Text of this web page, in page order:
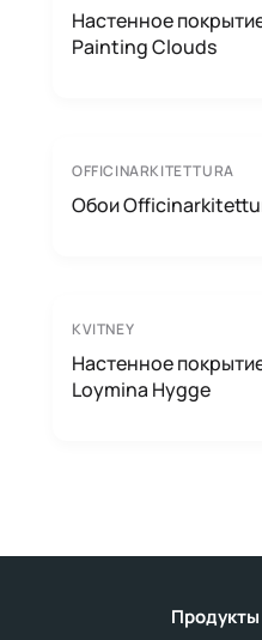
Настенное
Painting Clouds
OFFICINARKITETTURA
Обои
KVITNEY
Настенное
Loymina Hygge